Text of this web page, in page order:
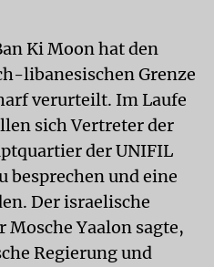
Ki Moon hat den
libanesischen Grenze
verurteilt. Im Laufe
sich Vertreter der
der UNIFIL
besprechen und eine
Der israelische
Yaalon sagte,
Regierung und